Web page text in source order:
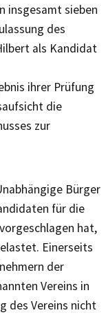
insgesamt sieben
des
als Kandidat
ihrer Prüfung
die
zur
Bürger
für die
hat,
Einerseits
der
Vereins in
des Vereins nicht